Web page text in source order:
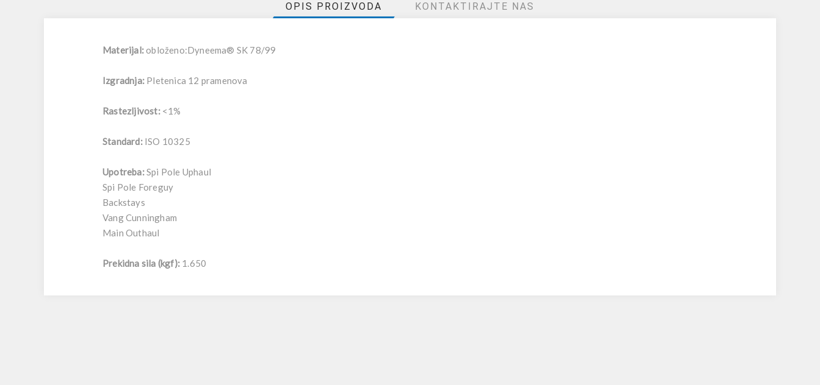
OPIS PROIZVODA KONTAKTIRAJTE NAS
Materijal: obloženo:Dyneema® SK 78/99
Izgradnja: Pletenica 12 pramenova
Rastezljivost:<1%
Standard:ISO 10325
Upotreba:Spi Pole Uphaul
Spi Pole Foreguy
Backstays
Vang Cunningham
Main Outhaul
Prekidna sila (kgf): 1.650